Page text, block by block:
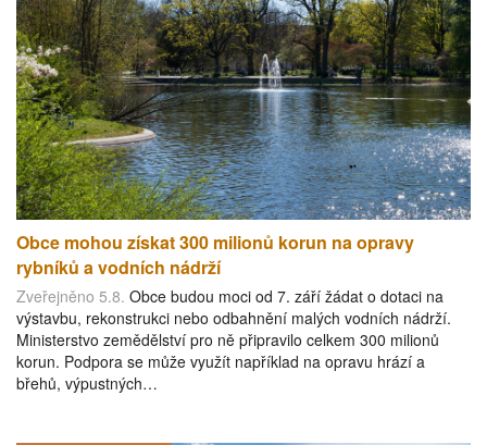
Obce mohou získat 300 milionů korun na opravy
rybníků a vodních nádrží
Zveřejněno 5.8. Obce budou moci od 7. září žádat o dotaci na
výstavbu, rekonstrukci nebo odbahnění malých vodních nádrží.
Ministerstvo zemědělství pro ně připravilo celkem 300 milionů
korun. Podpora se může využít například na opravu hrází a
břehů, výpustných…